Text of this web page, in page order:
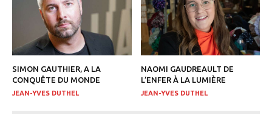
SIMON GAUTHIER, A LA
CONQUÊTE DU MONDE
JEAN-YVES DUTHEL
NAOMI GAUDREAULT DE
L’ENFER À LA LUMIÈRE
JEAN-YVES DUTHEL